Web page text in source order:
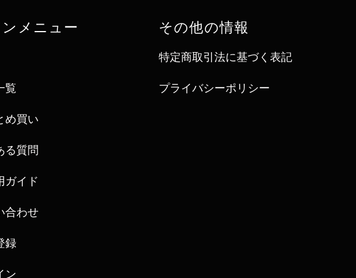
メニュー
覧
め買い
る質問
ガイド
合わせ
録
ン
その他の情報
特定商取引法に基づく表記
プライバシーポリシー